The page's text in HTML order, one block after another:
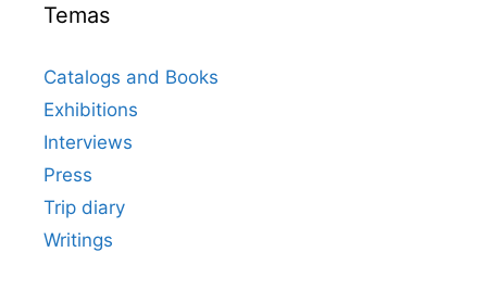
Temas
Catalogs and Books
Exhibitions
Interviews
Press
Trip diary
Writings